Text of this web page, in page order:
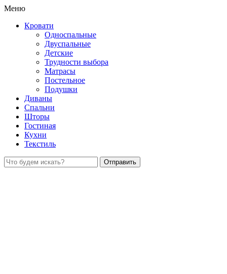
Меню
Кровати
Односпальные
Двуспальные
Детские
Трудности выбора
Матрасы
Постельное
Подушки
Диваны
Спальни
Шторы
Гостиная
Кухни
Текстиль